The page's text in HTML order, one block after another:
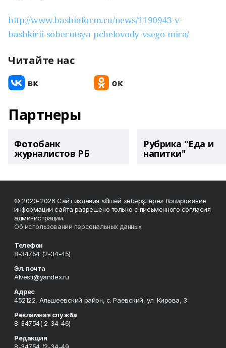
http://www.bashinform.ru/news/1190943-v-
bashkirii-soberutsya-pchelovody-vsego-mira/
Читайте нас
Партнеры
Фотобанк
журналистов РБ
Рубрика "Еда и
напитки"
© 2020-2026 Сайт издания «Әлшәй хәбәрҙләре» Копирование
информации сайта разрешено только с письменного согласия
администрации.
Об использовании персональных данных
Телефон
8-34754 (2-34-45)
Эл. почта
Alvesti@yandex.ru
Адрес
452122, Альшеевский район, с. Раевский, ул. Кирова, 3
Рекламная служба
8-34754( 2-34-46)
Редакция